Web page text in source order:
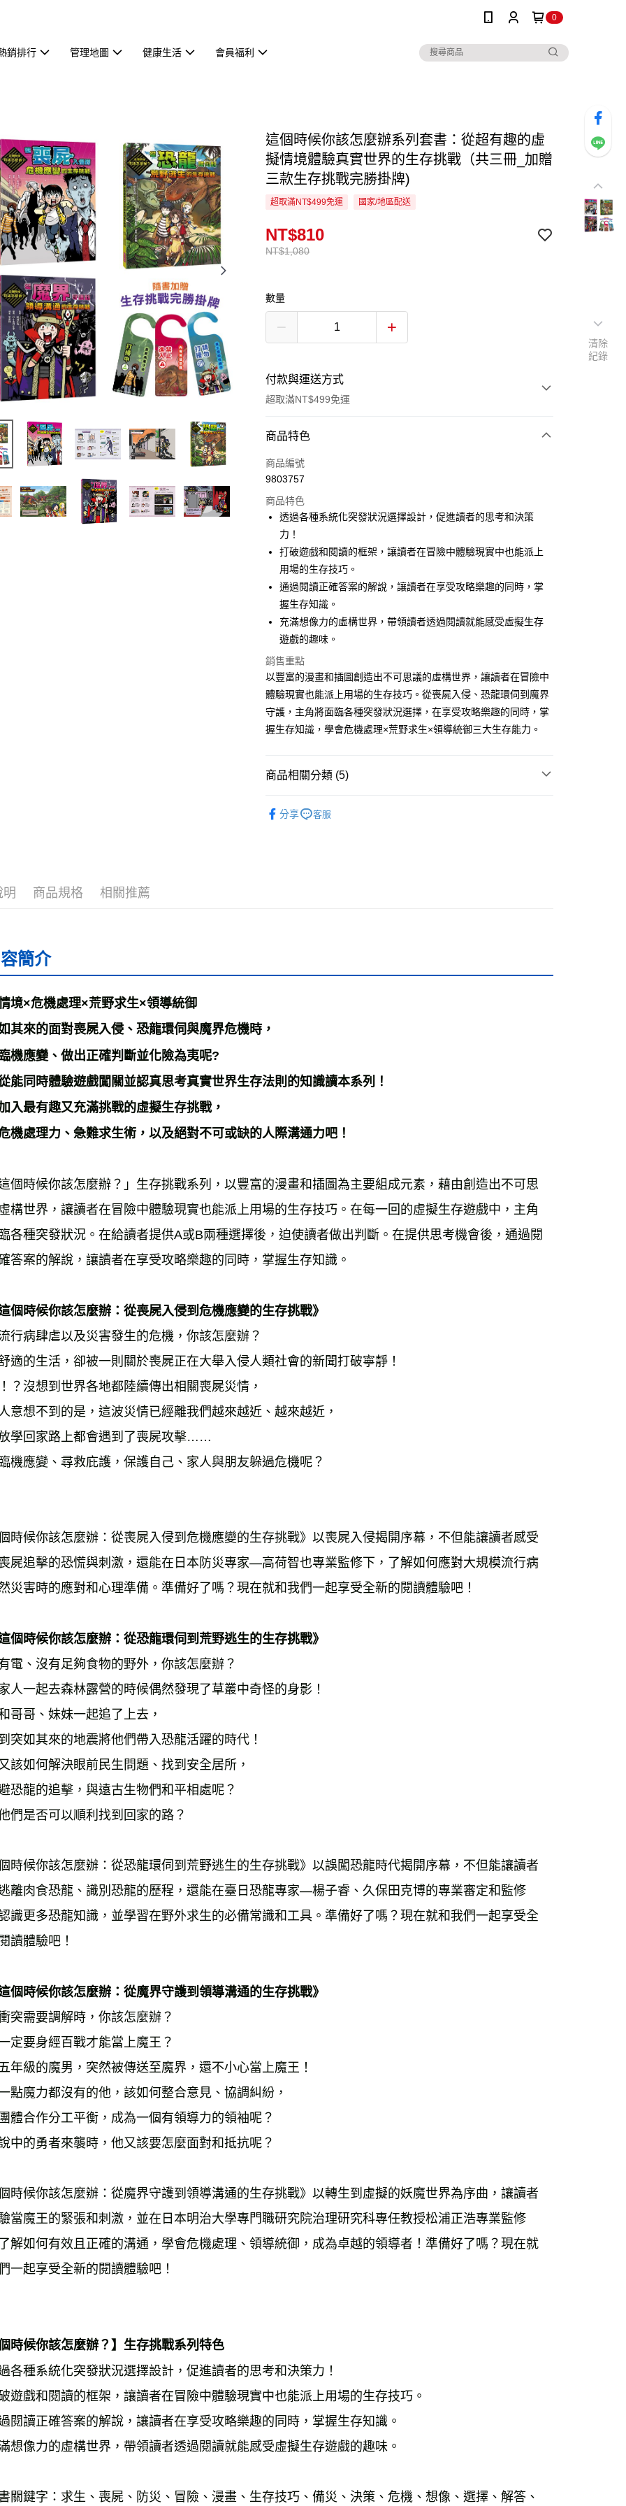
0
銷排行 管理地圖 健康生活 會員福利
這個時候你該怎麼辦系列套書：從超有趣的虛
擬情境體驗真實世界的生存挑戰（共三冊_加贈
三款生存挑戰完勝掛牌)
超取滿NT$499免運 國家/地區配送
NT$1,080
NT$810
數量
付款與運送方式
超取滿NT$499免運
付款方式
信用卡一次付款
LINE Pay
Apple Pay
街口支付
悠遊付
ATM付款
運送方式
全家取貨付款
每筆NT$50，滿NT$499(含以上)免運費
付款後全家取貨
7-11取貨付款
付款後7-11取貨
商品特色
商品編號
9803757
商品特色
透過各種系統化突發狀況選擇設計，促進讀者的思考和決策
力！
打破遊戲和閱讀的框架，讓讀者在冒險中體驗現實中也能派上
用場的生存技巧。
通過閱讀正確答案的解說，讓讀者在享受攻略樂趣的同時，掌
握生存知識。
充滿想像力的虛構世界，帶領讀者透過閱讀就能感受虛擬生存
遊戲的趣味。
銷售重點
以豐富的漫畫和插圖創造出不可思議的虛構世界，讓讀者在冒險中
體驗現實也能派上用場的生存技巧。從喪屍入侵、恐龍環伺到魔界
守護，主角將面臨各種突發狀況選擇，在享受攻略樂趣的同時，掌
握生存知識，學會危機處理×荒野求生×領導統御三大生存能力。
商品相關分類 (5)
分享 客服
明 商品規格 相關推薦
簡介
境×危機處理×荒野求生×領導統御
其來的面對喪屍入侵、恐龍環伺與魔界危機時，
機應變、做出正確判斷並化險為夷呢?
能同時體驗遊戲闖關並認真思考真實世界生存法則的知識讀本系列！
入最有趣又充滿挑戰的虛擬生存挑戰，
機處理力、急難求生術，以及絕對不可或缺的人際溝通力吧！
時候你該怎麼辦？」生存挑戰系列，以豐富的漫畫和插圖為主要組成元素，藉由創造出不可思
構世界，讓讀者在冒險中體驗現實也能派上用場的生存技巧。在每一回的虛擬生存遊戲中，主角
各種突發狀況。在給讀者提供A或B兩種選擇後，迫使讀者做出判斷。在提供思考機會後，通過閱
答案的解說，讓讀者在享受攻略樂趣的同時，掌握生存知識。
個時候你該怎麼辦：從喪屍入侵到危機應變的生存挑戰》
行病肆虐以及災害發生的危機，你該怎麼辦？
適的生活，卻被一則關於喪屍正在大舉入侵人類社會的新聞打破寧靜！
？沒想到世界各地都陸續傳出相關喪屍災情，
意想不到的是，這波災情已經離我們越來越近、越來越近，
學回家路上都會遇到了喪屍攻擊……
機應變、尋救庇護，保護自己、家人與朋友躲過危機呢？
時候你該怎麼辦：從喪屍入侵到危機應變的生存挑戰》以喪屍入侵揭開序幕，不但能讓讀者感受
屍追擊的恐慌與刺激，還能在日本防災專家—高荷智也專業監修下，了解如何應對大規模流行病
災害時的應對和心理準備。準備好了嗎？現在就和我們一起享受全新的閱讀體驗吧！
個時候你該怎麼辦：從恐龍環伺到荒野逃生的生存挑戰》
電、沒有足夠食物的野外，你該怎麼辦？
人一起去森林露營的時候偶然發現了草叢中奇怪的身影！
哥哥、妹妹一起追了上去，
突如其來的地震將他們帶入恐龍活躍的時代！
該如何解決眼前民生問題、找到安全居所，
恐龍的追擊，與遠古生物們和平相處呢？
們是否可以順利找到回家的路？
時候你該怎麼辦：從恐龍環伺到荒野逃生的生存挑戰》以誤闖恐龍時代揭開序幕，不但能讓讀者
離肉食恐龍、識別恐龍的歷程，還能在臺日恐龍專家—楊子睿、久保田克博的專業審定和監修
識更多恐龍知識，並學習在野外求生的必備常識和工具。準備好了嗎？現在就和我們一起享受全
讀體驗吧！
個時候你該怎麼辦：從魔界守護到領導溝通的生存挑戰》
突需要調解時，你該怎麼辦？
定要身經百戰才能當上魔王？
年級的魔男，突然被傳送至魔界，還不小心當上魔王！
點魔力都沒有的他，該如何整合意見、協調糾紛，
體合作分工平衡，成為一個有領導力的領袖呢？
中的勇者來襲時，他又該要怎麼面對和抵抗呢？
時候你該怎麼辦：從魔界守護到領導溝通的生存挑戰》以轉生到虛擬的妖魔世界為序曲，讓讀者
當魔王的緊張和刺激，並在日本明治大學專門職研究院治理研究科專任教授松浦正浩專業監修
解如何有效且正確的溝通，學會危機處理、領導統御，成為卓越的領導者！準備好了嗎？現在就
一起享受全新的閱讀體驗吧！
時候你該怎麼辦？】生存挑戰系列特色
各種系統化突發狀況選擇設計，促進讀者的思考和決策力！
遊戲和閱讀的框架，讓讀者在冒險中體驗現實中也能派上用場的生存技巧。
閱讀正確答案的解說，讓讀者在享受攻略樂趣的同時，掌握生存知識。
想像力的虛構世界，帶領讀者透過閱讀就能感受虛擬生存遊戲的趣味。
關鍵字：求生、喪屍、防災、冒險、漫畫、生存技巧、備災、決策、危機、想像、選擇、解答、
清除
紀錄